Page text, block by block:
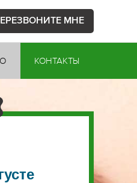
МНЕ
КОНТАКТЫ